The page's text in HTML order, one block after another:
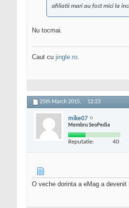
afiliatii mari au fost mici la
Nu tocmai.
Caut cu jingle.ro.
25th March 2015, 12:23
mike07
Membru SeoPedia
Reputatie: 40
O veche dorinta a eMag a